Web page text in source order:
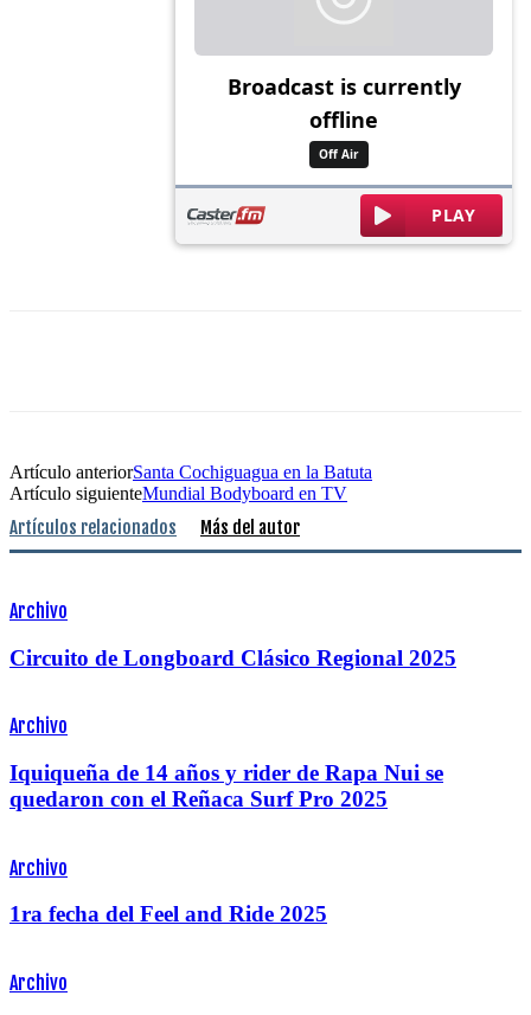
Artículo anteriorSanta Cochiguagua en la Batuta
Artículo siguienteMundial Bodyboard en TV
Artículos relacionados Más del autor
Archivo
Circuito de Longboard Clásico Regional 2025
Archivo
Iquiqueña de 14 años y rider de Rapa Nui se
quedaron con el Reñaca Surf Pro 2025
Archivo
1ra fecha del Feel and Ride 2025
Archivo